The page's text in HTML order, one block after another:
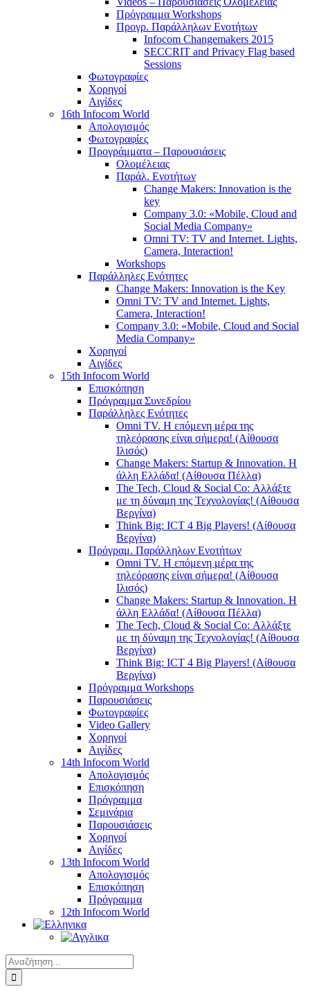
Πρόγραμμα Workshops
Προγρ. Παράλληλων Ενοτήτων
Infocom Changemakers 2015
SECCRIT and Privacy Flag based
Sessions
Φωτογραφίες
Χορηγοί
Αιγίδες
16th Infocom World
Απολογισμός
Φωτογραφίες
Προγράμματα – Παρουσιάσεις
Ολομέλειας
Παράλ. Ενοτήτων
Change Makers: Innovation is the
key
Company 3.0: «Mobile, Cloud and
Social Media Company»
Omni TV: TV and Internet. Lights,
Camera, Interaction!
Workshops
Παράλληλες Ενότητες
Change Makers: Innovation is the Key
Omni TV: TV and Internet. Lights,
Camera, Interaction!
Company 3.0: «Mobile, Cloud and Social
Media Company»
Χορηγοί
Αιγίδες
15th Infocom World
Επισκόπηση
Πρόγραμμα Συνεδρίου
Παράλληλες Ενότητες
Omni TV. Η επόμενη μέρα της
τηλεόρασης είναι σήμερα! (Αίθουσα
Ιλισός)
Change Makers: Startup & Innovation. Η
άλλη Ελλάδα! (Αίθουσα Πέλλα)
The Tech, Cloud & Social Co: Αλλάξτε
με τη δύναμη της Τεχνολογίας! (Αίθουσα
Βεργίνα)
Think Big: ICT 4 Big Players! (Αίθουσα
Βεργίνα)
Πρόγραμ. Παράλληλων Ενοτήτων
Omni TV. Η επόμενη μέρα της
τηλεόρασης είναι σήμερα! (Αίθουσα
Ιλισός)
Change Makers: Startup & Innovation. Η
άλλη Ελλάδα! (Αίθουσα Πέλλα)
The Tech, Cloud & Social Co: Αλλάξτε
με τη δύναμη της Τεχνολογίας! (Αίθουσα
Βεργίνα)
Think Big: ICT 4 Big Players! (Αίθουσα
Βεργίνα)
Πρόγραμμα Workshops
Παρουσιάσεις
Φωτογραφίες
Video Gallery
Χορηγοί
Αιγίδες
14th Infocom World
Απολογισμός
Επισκόπηση
Πρόγραμμα
Σεμινάρια
Παρουσιάσεις
Χορηγοί
Αιγίδες
13th Infocom World
Απολογισμός
Επισκόπηση
Πρόγραμμα
12th Infocom World
Αναζήτηση
για: